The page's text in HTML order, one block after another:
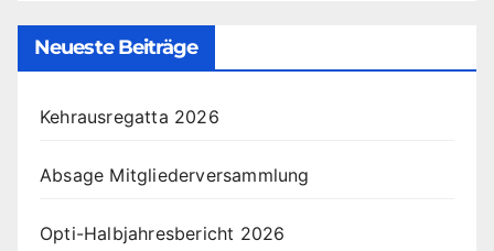
Neueste Beiträge
Kehrausregatta 2026
Absage Mitgliederversammlung
Opti-Halbjahresbericht 2026